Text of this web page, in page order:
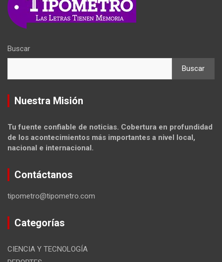
Buscar
Buscar
Nuestra Misión
Tu fuente confiable de noticias. Cobertura en profundidad
de los acontecimientos más importantes a nivel local,
nacional e internacional.
Contáctanos
tipometro@tipometro.com
Categorías
CIENCIA Y TECNOLOGÍA